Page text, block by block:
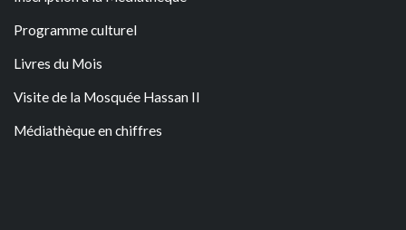
Programme culturel
Livres du Mois
Visite de la Mosquée Hassan II
Médiathèque en chiffres